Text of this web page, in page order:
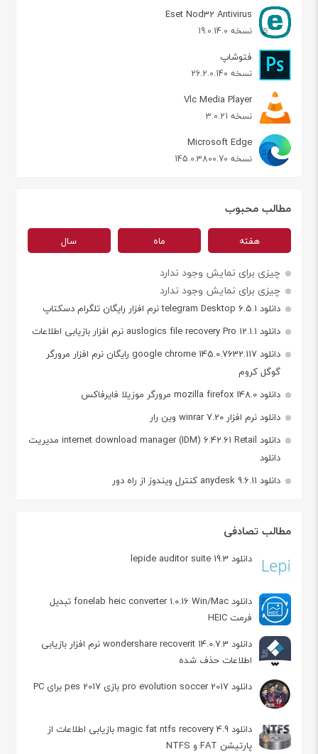
Eset Nod32 Antivirus
نسخه 19.0.14.0
فتوشاپ
نسخه 26.2.0.140
Vlc Media Player
نسخه 3.0.21
Microsoft Edge
نسخه 145.0.3800.70
مطالب محبوب
هفته ماه سال
چیزی برای نمایش وجود ندارد
چیزی برای نمایش وجود ندارد
دانلود telegram Desktop 6.5.1 نرم افزار رایگان تلگرام دسکتاپ
دانلود auslogics file recovery Pro 12.1.1 نرم افزار بازیابی اطلاعات
دانلود google chrome 145.0.7632.117 رایگان نرم افزار مرورگر
گوگل کروم
دانلود mozilla firefox 148.0 مرورگر موزیلا فایرفاکس
دانلود نرم افزار winrar 7.20 وین رار
دانلود internet download manager (IDM) 6.42.61 Retail مدیریت
دانلود
دانلود anydesk 9.6.11 کنترل ویندوز از راه دور
مطالب تصادفی
دانلود lepide auditor suite 19.3
دانلود fonelab heic converter 1.0.16 Win/Mac تبدیل
فرمت HEIC
دانلود wondershare recoverit 14.0.7.3 نرم افزار بازیابی
اطلاعات حذف شده
دانلود pro evolution soccer 2017 بازی pes 2017 برای PC
دانلود magic fat ntfs recovery 4.9 بازیابی اطلاعات از
پارتیشن FAT و NTFS